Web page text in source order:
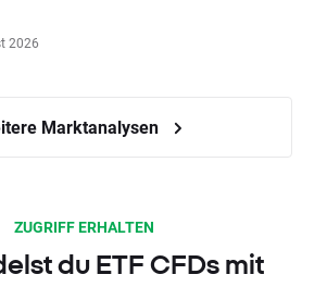
2026
Marktanalysen
ZUGRIFF ERHALTEN
du ETF CFDs mit